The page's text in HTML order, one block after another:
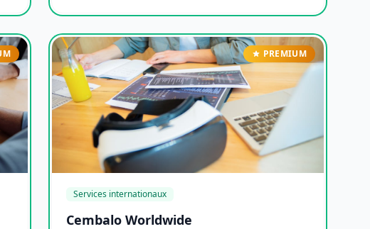
PREMIUM
Services internationaux
Cembalo Worldwide